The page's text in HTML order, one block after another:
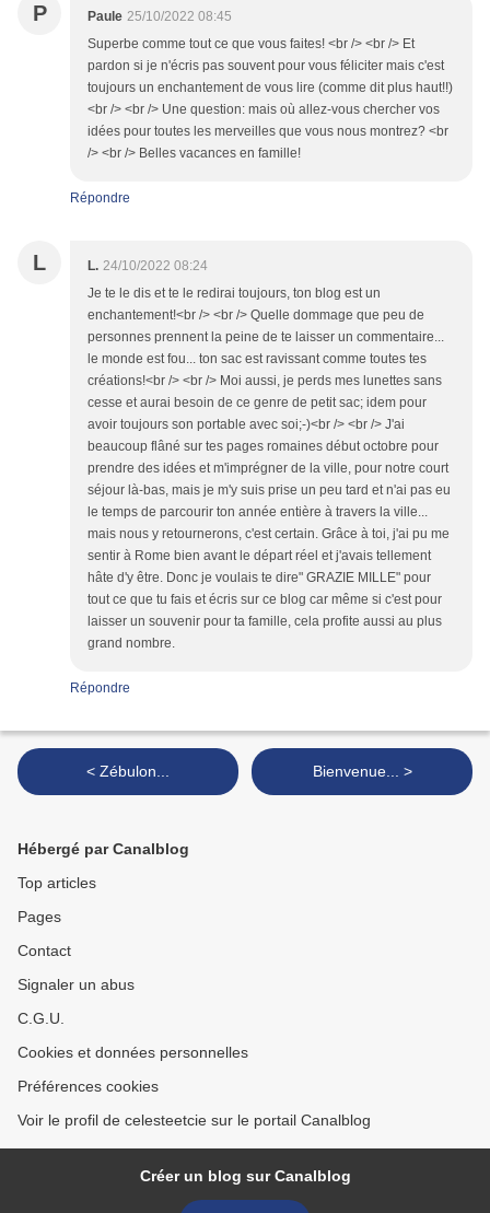
P Paule 25/10/2022 08:45
Superbe comme tout ce que vous faites! <br /> <br /> Et
pardon si je n'écris pas souvent pour vous féliciter mais c'est
toujours un enchantement de vous lire (comme dit plus haut!!)
<br /> <br /> Une question: mais où allez-vous chercher vos
idées pour toutes les merveilles que vous nous montrez? <br
/> <br /> Belles vacances en famille!
Répondre
L L. 24/10/2022 08:24
Je te le dis et te le redirai toujours, ton blog est un
enchantement!<br /> <br /> Quelle dommage que peu de
personnes prennent la peine de te laisser un commentaire...
le monde est fou... ton sac est ravissant comme toutes tes
créations!<br /> <br /> Moi aussi, je perds mes lunettes sans
cesse et aurai besoin de ce genre de petit sac; idem pour
avoir toujours son portable avec soi;-)<br /> <br /> J'ai
beaucoup flâné sur tes pages romaines début octobre pour
prendre des idées et m'imprégner de la ville, pour notre court
séjour là-bas, mais je m'y suis prise un peu tard et n'ai pas eu
le temps de parcourir ton année entière à travers la ville...
mais nous y retournerons, c'est certain. Grâce à toi, j'ai pu me
sentir à Rome bien avant le départ réel et j'avais tellement
hâte d'y être. Donc je voulais te dire" GRAZIE MILLE" pour
tout ce que tu fais et écris sur ce blog car même si c'est pour
laisser un souvenir pour ta famille, cela profite aussi au plus
grand nombre.
Répondre
< Zébulon... Bienvenue... >
Hébergé par Canalblog
Top articles
Pages
Contact
Signaler un abus
C.G.U.
Cookies et données personnelles
Préférences cookies
Voir le profil de celesteetcie sur le portail Canalblog
Créer un blog sur Canalblog